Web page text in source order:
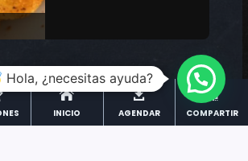
Carga Más

INICIO

AGENDAR

COMPARTIR
Hola, ¿necesitas ayuda?